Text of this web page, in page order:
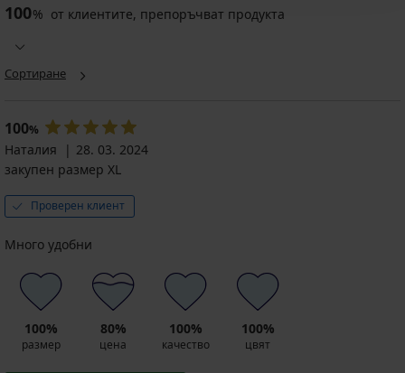
Френски
Linea
9,39
лв.)
промоция
3+1
7,51
(14,69
код
GET20
Френски
Lace
€
лв.)
промоция
3+1
БЕЗПЛАТНО
6,23
лв.)
GET20
100% от клиентите, препоръчват продукта
Сортиране
100%
Наталия
28. 03. 2024
закупен размер XL
Проверен клиент
Много удобни
100%
размер
80%
цена
100%
качество
100%
цвят